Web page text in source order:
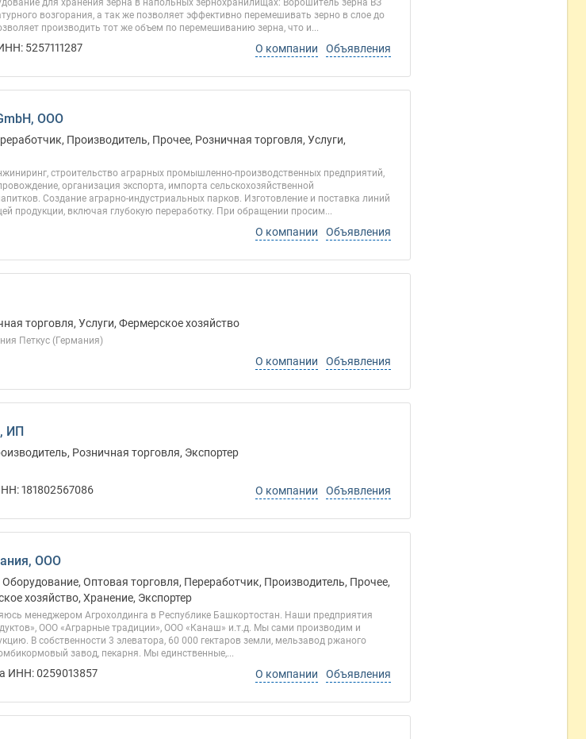
для хранения зерна в напольных зернохранилищах: Ворошитель зерна ВЗ
возгорания, а так же позволяет эффективно перемешивать зерно в слое до
производить тот же объем по перемешиванию зерна, что и...
5257111287 О компании Объявления
ООО
Производитель, Прочее, Розничная торговля, Услуги,
строительство аграрных промышленно-производственных предприятий,
организация экспорта, импорта сельскохозяйственной
Создание аграрно-индустриальных парков. Изготовление и поставка линий
продукции, включая глубокую переработку. При обращении просим...
О компании Объявления
торговля, Услуги, Фермерское хозяйство
Петкус (Германия)
О компании Объявления
ИП
Розничная торговля, Экспортер
181802567086 О компании Объявления
ООО
Оптовая торговля, Переработчик, Производитель, Прочее,
хозяйство, Хранение, Экспортер
менеджером Агрохолдинга в Республике Башкортостан. Наши предприятия
ООО «Аграрные традиции», ООО «Канаш» и.т.д. Мы сами производим и
В собственности 3 элеватора, 60 000 гектаров земли, мельзавод ржаного
завод, пекарня. Мы единственные,...
ИНН: 0259013857 О компании Объявления